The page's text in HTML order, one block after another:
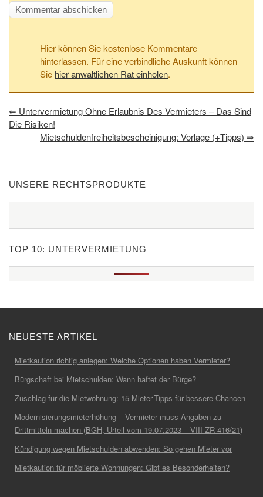
Hier können Sie kostenlose Kommentare
hinterlassen. Für eine verbindliche Auskunft können
Sie hier anwaltlichen Rat einholen.
⇐ Untervermietung Ohne Erlaubnis Des Vermieters – Das Sind
Die Risiken!
Mietschuldenfreiheitsbescheinigung: Vorlage (+Tipps) ⇒
UNSERE RECHTSPRODUKTE
TOP 10: UNTERVERMIETUNG
NEUESTE ARTIKEL
Mietkaution richtig anlegen: Welche Optionen haben Vermieter?
Bürgschaft bei Mietschulden: Wann haftet der Bürge?
Zuschlag für die Mietwohnung: 15 Mieter-Tipps für bessere Chancen
Modernisierungsmieterhöhung – Vermieter muss Angaben zu
Drittmitteln machen (BGH, Urteil vom 19.07.2023 – VIII ZR 416/21)
Kündigung wegen Mietschulden abwenden: So gehen Mieter vor
Mietkaution für möblierte Wohnungen: Gibt es Besonderheiten?